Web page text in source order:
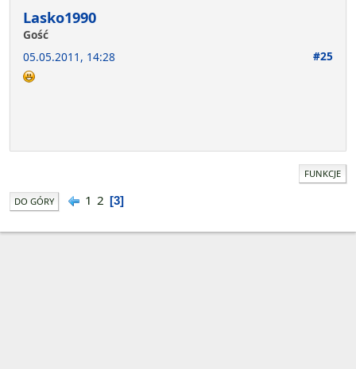
Lasko1990
Gość
05.05.2011, 14:28
#25
FUNKCJE
DO GÓRY 1 2 3